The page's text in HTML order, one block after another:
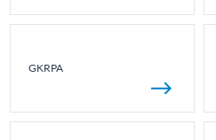
GKRPA